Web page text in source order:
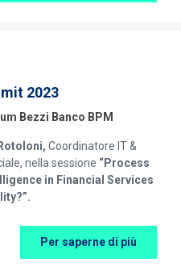
2023
Bezzi Banco BPM
Coordinatore IT &
nella sessione “Process
in Financial Services
Per saperne di più